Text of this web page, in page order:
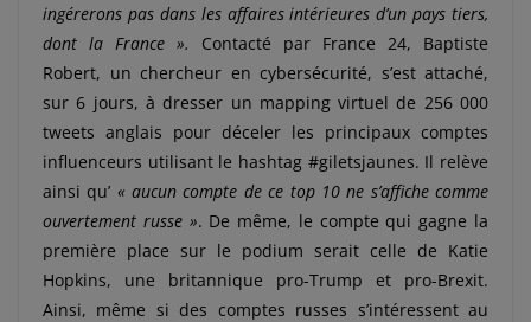
ingérerons pas dans les affaires intérieures d’un pays tiers,
dont la France ». Contacté par France 24, Baptiste
Robert, un chercheur en cybersécurité, s’est attaché,
sur 6 jours, à dresser un mapping virtuel de 256 000
tweets anglais pour déceler les principaux comptes
influenceurs utilisant le hashtag #giletsjaunes. Il relève
ainsi qu’ « aucun compte de ce top 10 ne s’affiche comme
ouvertement russe ». De même, le compte qui gagne la
première place sur le podium serait celle de Katie
Hopkins, une britannique pro-Trump et pro-Brexit.
Ainsi, même si des comptes russes s’intéressent au